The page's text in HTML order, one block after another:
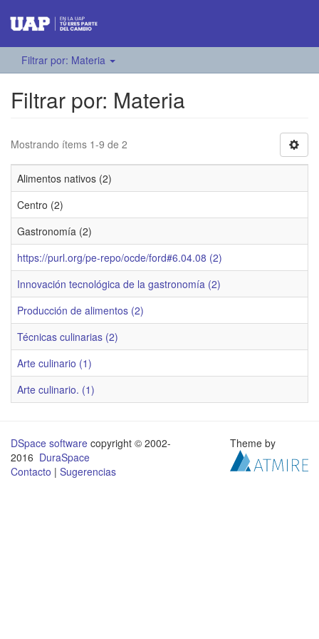
Filtrar por: Materia
Filtrar por: Materia
Mostrando ítems 1-9 de 2
Alimentos nativos (2)
Centro (2)
Gastronomía (2)
https://purl.org/pe-repo/ocde/ford#6.04.08 (2)
Innovación tecnológica de la gastronomía (2)
Producción de alimentos (2)
Técnicas culinarias (2)
Arte culinario (1)
Arte culinario. (1)
DSpace software copyright © 2002-
2016 DuraSpace
Contacto | Sugerencias
Theme by